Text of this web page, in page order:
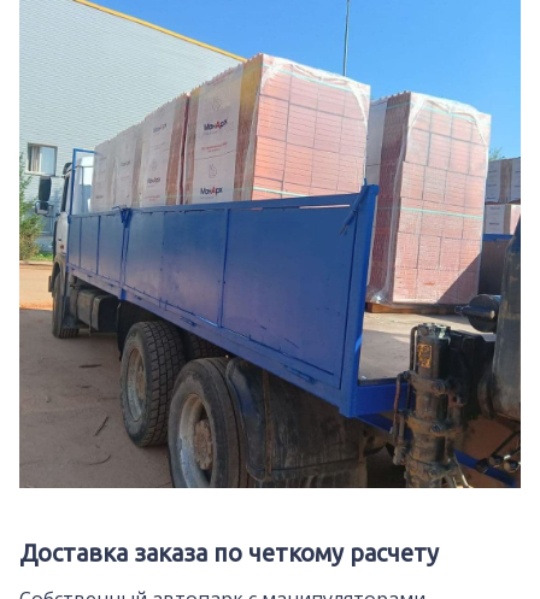
Доставка заказа по четкому расчету